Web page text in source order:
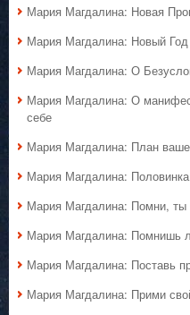
Мария Магдалина: Новая
Мария Магдалина: Новый
Мария Магдалина: О
Мария Магдалина: О
себе
Мария Магдалина: План
Мария Магдалина:
Мария Магдалина: Помни, ты
Мария Магдалина: Помнишь
Мария Магдалина: Поставь
Мария Магдалина: Прими